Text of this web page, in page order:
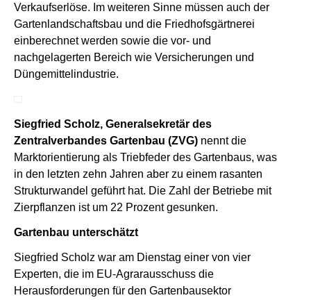
Verkaufserlöse. Im weiteren Sinne müssen auch der
Gartenlandschaftsbau und die Friedhofsgärtnerei
einberechnet werden sowie die vor- und
nachgelagerten Bereich wie Versicherungen und
Düngemittelindustrie.
Siegfried Scholz, Generalsekretär des
Zentralverbandes Gartenbau (ZVG) nennt die
Marktorientierung als Triebfeder des Gartenbaus, was
in den letzten zehn Jahren aber zu einem rasanten
Strukturwandel geführt hat. Die Zahl der Betriebe mit
Zierpflanzen ist um 22 Prozent gesunken.
Gartenbau unterschätzt
Siegfried Scholz war am Dienstag einer von vier
Experten, die im EU-Agrarausschuss die
Herausforderungen für den Gartenbausektor